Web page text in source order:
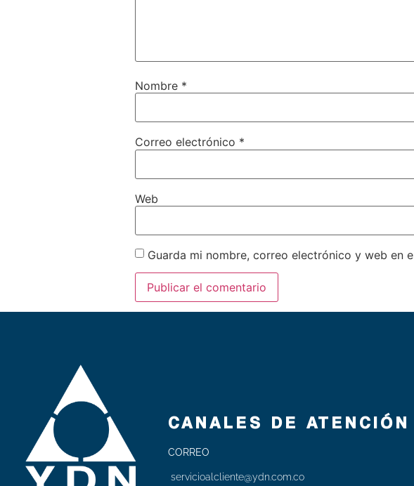
Nombre *
Correo electrónico *
Web
Guarda mi nombre, correo electrónico y web en
CANALES DE ATENCIÓN
CORREO
servicioalcliente@ydn.com.co